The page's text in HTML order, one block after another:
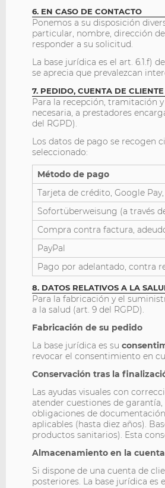
6. EN CASO DE CONTACTO
Ponemos a su disposición
particular, nombre, dirección
responder a su solicitud.
La base jurídica es el art. 6.1.f)
se aprecia que prevalezcan
7. PEDIDO, CUENTA DE
Para la recepción, tramitación
necesaria, a prestadores
del RGPD).
Los datos de pago se recogen
seleccionado:
Método de pago
Tarjeta de crédito, Google
Sofortüberweisung (a través
Compra contra factura,
PayPal
Pago por adelantado, contra
8. DATOS RELATIVOS A LA
Para la fabricación y el
a la salud (art. 9 del RGPD).
Fabricación de su pedido
La base jurídica es su
revocar el consentimiento en
Conservación tras la
Las ayudas visuales con
atender cuestiones de
obligaciones de
aplicables (hasta diez años).
productos sanitarios). Esta
Almacenamiento en la
Si dispone de una cuenta de
posteriores. La base jurídica